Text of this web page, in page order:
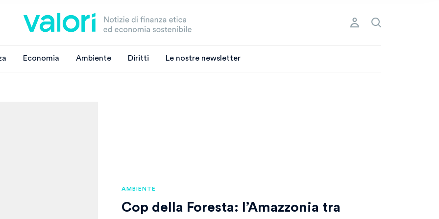
Economia Ambiente Diritti Le nostre newsletter
AMBIENTE
Cop della Foresta: l’Amazzonia tra